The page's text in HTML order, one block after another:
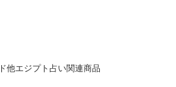
他エジプト占い関連商品